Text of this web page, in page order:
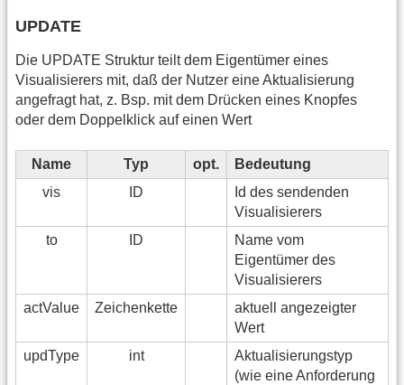
UPDATE
Die UPDATE Struktur teilt dem Eigentümer eines
Visualisierers mit, daß der Nutzer eine Aktualisierung
angefragt hat, z. Bsp. mit dem Drücken eines Knopfes
oder dem Doppelklick auf einen Wert
Name Typ opt.
Bedeutung
vis
ID
Id des sendenden
Visualisierers
to
ID
Name vom
Eigentümer des
Visualisierers
actValue
Zeichenkette
aktuell angezeigter
Wert
updType
int
Aktualisierungstyp
(wie eine Anforderung